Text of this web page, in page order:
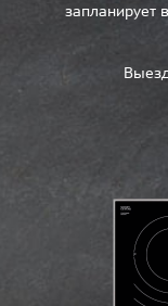
запланирует